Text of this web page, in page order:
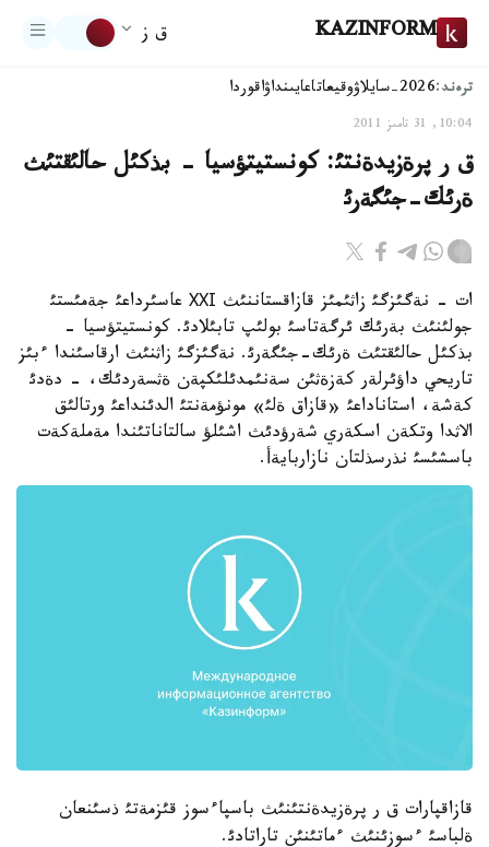
KAZINFORM ق ز
ترەند:2026-سايلاۋ وقيعاتاعايىنداۋاقوردا
10:04, 31 تامىز 2011
ق ر پرةزيدةنتئ: كونستيتؤسيا - بذكئل حالئقتئث
ةرئك-جئگةرئ
ات - نةگئزگئ زاثئمئز قازاقستاننئث ХХІ عاسئرداعئ جةمئستئ
جولئنئث بةرئك ئرگةتاسئ بولئپ تابئلادئ. كونستيتؤسيا -
بذكئل حالئقتئث ةرئك-جئگةرئ. نةگئزگئ زاثنئث ارقاسئندا ءبئز
تاريحي داؤئرلةر كةزةثئن سةنئمدئلئكپةن ةثسةردئك، - دةدئ
كةشة، استاناداعئ «قازاق ةلئ» مونؤمةنتئ الدئنداعئ ورتالئق
الاثدا وتكةن اسكةري شةرؤدئث اشئلؤ سالتاناتئندا مةملةكةت
باسشئسئ نذرسذلتان نازاربايةأ.
قازاقپارات ق ر پرةزيدةنتئنئث باسپاءسوز قئزمةتئ ذسئنعان
ةلباسئ ءسوزئنئث ءماتئنئن تاراتادئ.